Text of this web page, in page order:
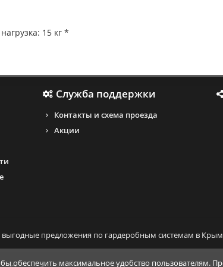
15 кг *
обеспечить максимальное удобство пользователям.
Служба поддержки
Контакты и схема проезда
Акции
выгодные предложения по гардеробным системам в